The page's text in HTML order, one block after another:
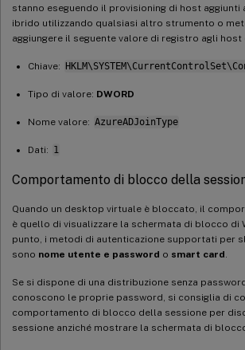
stanno eseguendo il provisioning di host aggiunti
ibrido utilizzando qualsiasi altro strumento o
aggiungere il seguente valore di registro agli host
Chiave:
Tipo di valore: DWORD
Nome valore: AzureADJoinType
Dati: 1
Comportamento di blocco della
Quando un desktop virtuale è bloccato, il
è quello di visualizzare la schermata di blocco di
punto, i metodi di autenticazione supportati per
sono nome utente e password o smart card.
Se si dispone di una distribuzione senza
conoscono le proprie password, si consiglia di
comportamento di blocco della sessione per
sessione anziché mostrare la schermata di